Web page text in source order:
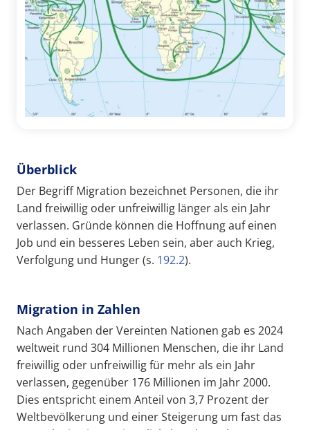
Überblick
Der Begriff Migration bezeichnet Personen, die ihr
Land freiwillig oder unfreiwillig länger als ein Jahr
verlassen. Gründe können die Hoffnung auf einen
Job und ein besseres Leben sein, aber auch Krieg,
Verfolgung und Hunger (s. 192.2).
Migration in Zahlen
Nach Angaben der Vereinten Nationen gab es 2024
weltweit rund 304 Millionen Menschen, die ihr Land
freiwillig oder unfreiwillig für mehr als ein Jahr
verlassen, gegenüber 176 Millionen im Jahr 2000.
Dies entspricht einem Anteil von 3,7 Prozent der
Weltbevölkerung und einer Steigerung um fast das